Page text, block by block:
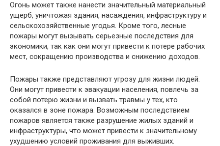
Огонь может также нанести значительный материальный
ущерб, уничтожая здания, насаждения, инфраструктуру и
сельскохозяйственные угодья. Кроме того, лесные
пожары могут вызывать серьезные последствия для
экономики, так как они могут привести к потере рабочих
мест, сокращению производства и снижению доходов.
Пожары также представляют угрозу для жизни людей.
Они могут привести к эвакуации населения, повлечь за
собой потерю жизни и вызвать травмы у тех, кто
оказался в зоне пожара. Возможным последствием
пожаров является также разрушение жилых зданий и
инфраструктуры, что может привести к значительному
ухудшению условий проживания для выживших.